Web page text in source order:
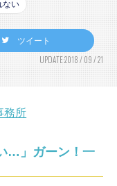
ない
ツイート
UPDATE:2018 / 09 / 21
務所
…」ガーン！一